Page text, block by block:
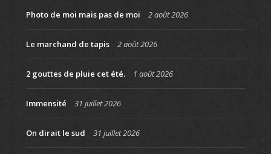
Photo de moi mais pas de moi 2 août 2026
Le marchand de tapis 2 août 2026
2 gouttes de pluie cet été. 1 août 2026
Immensité 31 juillet 2026
On dirait le sud 31 juillet 2026